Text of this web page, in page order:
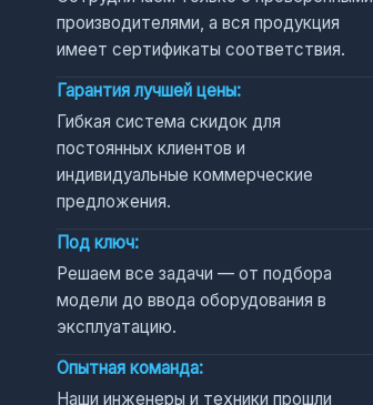
производителями, а вся продукция
имеет сертификаты соответствия.
Гарантия лучшей цены:
Гибкая система скидок для
постоянных клиентов и
индивидуальные коммерческие
предложения.
Под ключ:
Решаем все задачи — от подбора
модели до ввода оборудования в
эксплуатацию.
Опытная команда:
Наши инженеры и техники прошли